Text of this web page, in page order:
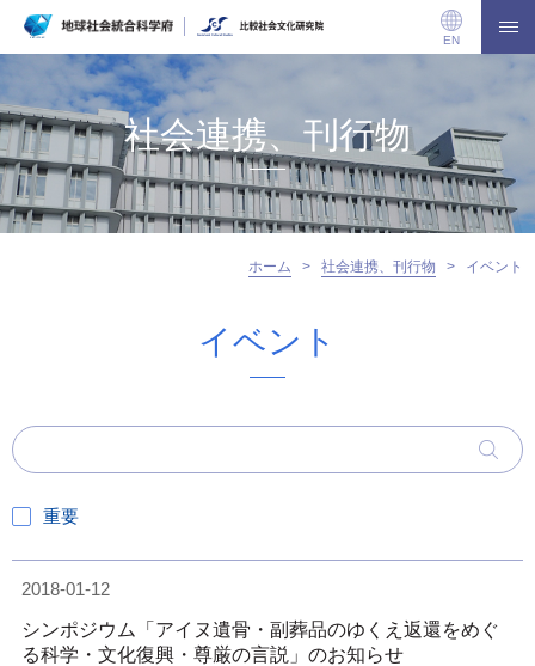
EN
社会連携、刊行物
ホーム > 社会連携、刊行物 > イベント
イベント
重要
2018-01-12
シンポジウム「アイヌ遺骨・副葬品のゆくえ 返還をめぐ
る科学・文化復興・尊厳の言説」のお知らせ